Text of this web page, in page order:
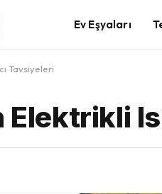
Ev Eşyaları
Tavsiyeleri
Elektrikli